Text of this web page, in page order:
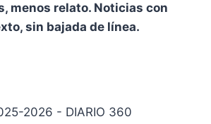
menos relato. Noticias con
sin bajada de línea.
2026 - DIARIO 360